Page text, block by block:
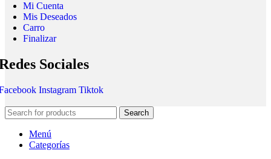
Mi Cuenta
Mis Deseados
Carro
Finalizar
Sociales
Instagram Tiktok
Search
Menú
Categorías